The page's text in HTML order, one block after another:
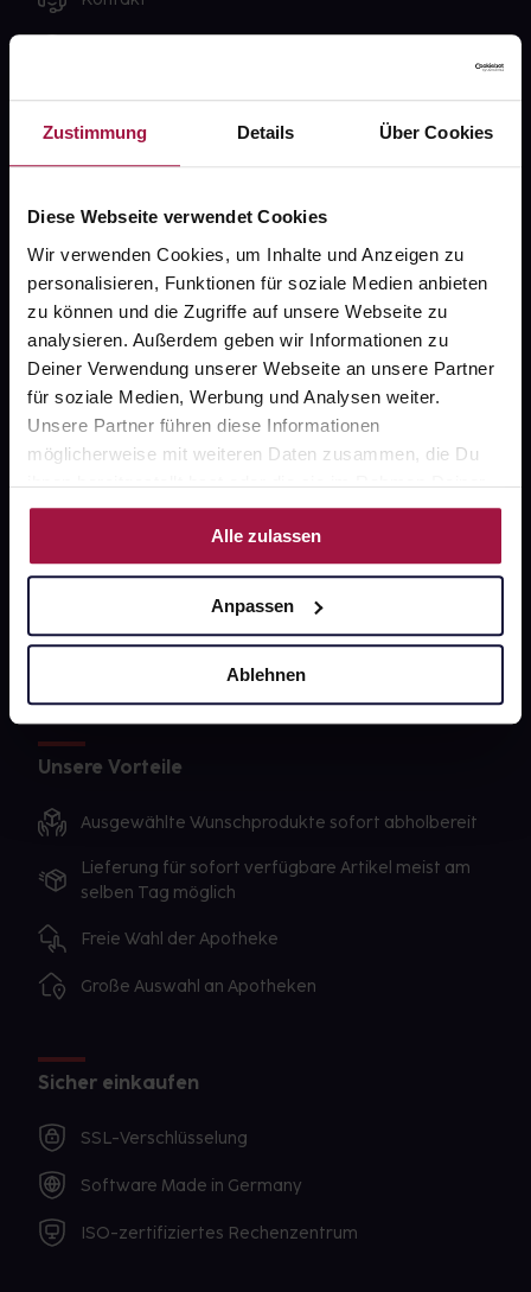
Zustimmung Details Über Cookies
Diese Webseite verwendet Cookies
Wir verwenden Cookies, um Inhalte und Anzeigen zu
personalisieren, Funktionen für soziale Medien anbieten
zu können und die Zugriffe auf unsere Webseite zu
analysieren. Außerdem geben wir Informationen zu
Deiner Verwendung unserer Webseite an unsere Partner
für soziale Medien, Werbung und Analysen weiter.
Unsere Partner führen diese Informationen
möglicherweise mit weiteren Daten zusammen, die Du
ihnen bereitgestellt hast oder die sie im Rahmen Deiner
Nutzung der Dienste gesammelt haben.
Alle zulassen
Anpassen
Ablehnen
gesund.de
Über uns
Karriere
Newsletter
Barrierefreiheitserklärung
PAYBACK
Datenschutz
Unsere Vorteile
Ausgewählte Wunschprodukte sofort abholbereit
Lieferung für sofort verfügbare Artikel meist am
selben Tag möglich
Freie Wahl der Apotheke
Große Auswahl an Apotheken
Sicher einkaufen
SSL-Verschlüsselung
Software Made in Germany
ISO-zertifiziertes Rechenzentrum